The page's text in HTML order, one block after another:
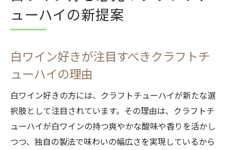
ューハイの新提案
白ワイン好きが注目すべきクラフトチ
ューハイの理由
白ワイン好きの方には、クラフトチューハイが新たな選
択肢として注目されています。その理由は、クラフトチ
ューハイが白ワインの持つ爽やかな酸味や香りを活かし
つつ、独自の製法で味わいの幅広さを実現しているから